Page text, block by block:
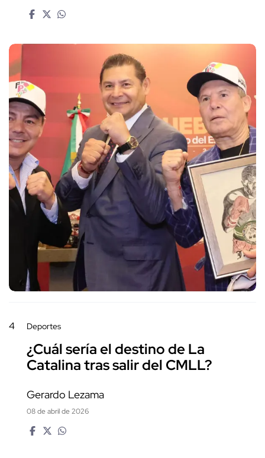
4 Deportes
¿Cuál sería el destino de La
Catalina tras salir del CMLL?
Gerardo Lezama
08 de abril de 2026